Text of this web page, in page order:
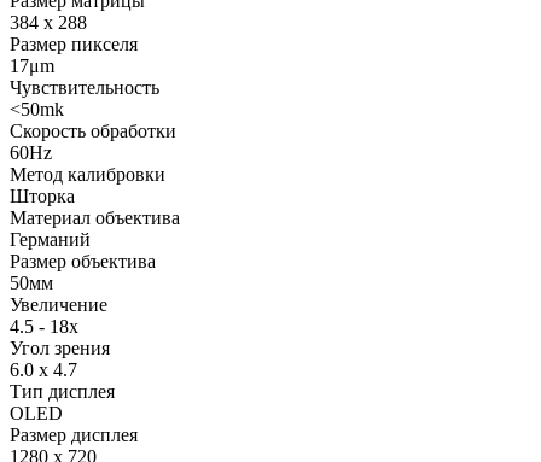
384 x 288
Размер пикселя
17μm
Чувствительность
<50mk
Скорость обработки
60Hz
Метод калибровки
Шторка
Материал объектива
Германий
Размер объектива
50мм
Увеличение
4.5 - 18x
Угол зрения
6.0 x 4.7
Тип дисплея
OLED
Размер дисплея
1280 x 720